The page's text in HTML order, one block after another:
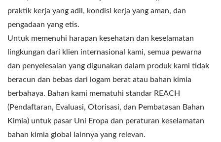
praktik kerja yang adil, kondisi kerja yang aman, dan
pengadaan yang etis.
Untuk memenuhi harapan kesehatan dan keselamatan
lingkungan dari klien internasional kami, semua pewarna
dan penyelesaian yang digunakan dalam produk kami tidak
beracun dan bebas dari logam berat atau bahan kimia
berbahaya. Bahan kami mematuhi standar REACH
(Pendaftaran, Evaluasi, Otorisasi, dan Pembatasan Bahan
Kimia) untuk pasar Uni Eropa dan peraturan keselamatan
bahan kimia global lainnya yang relevan.